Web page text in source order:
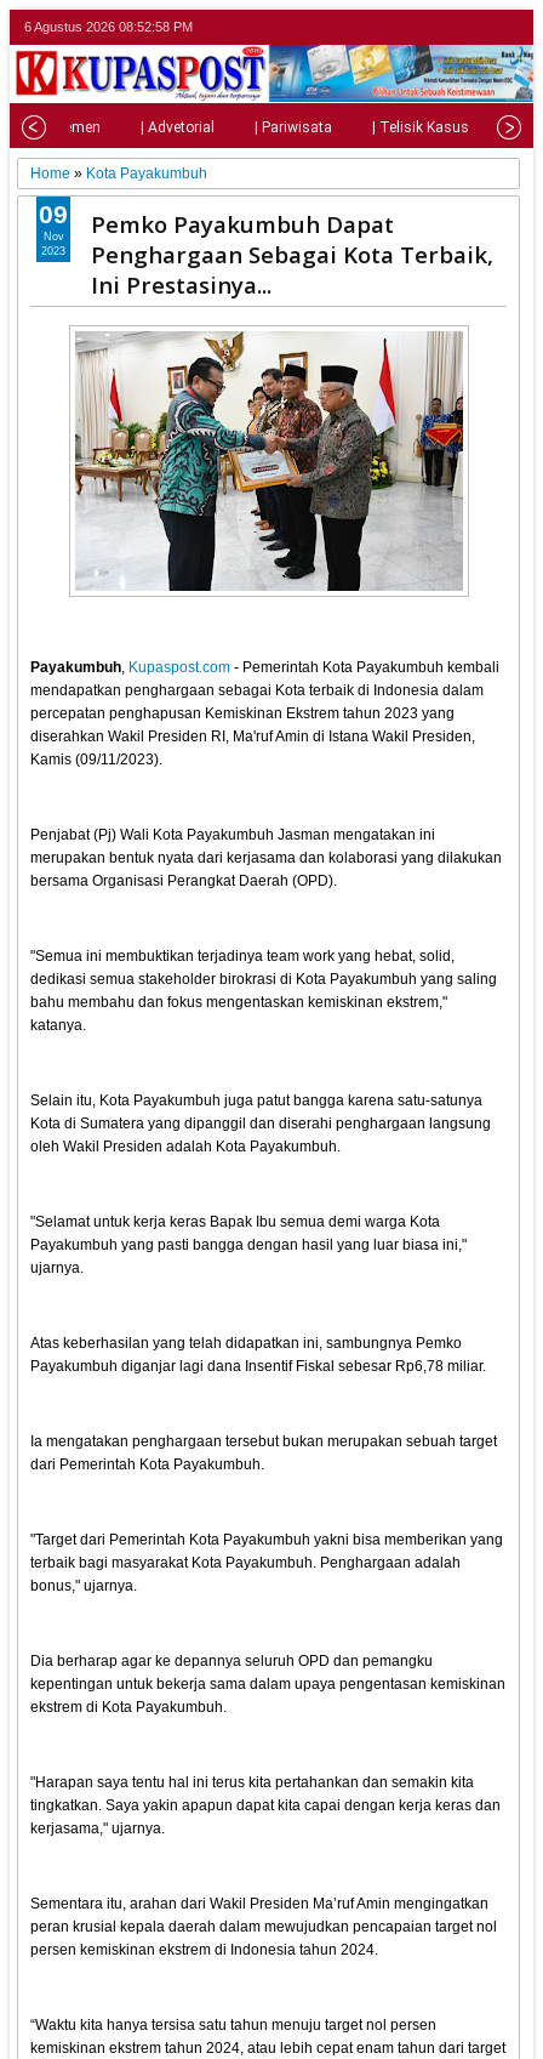
6 Agustus 2026 08:52:59 PM
| Parlemen | Advetorial | Pariwisata | Telisik Kasus |
Home » Kota Payakumbuh
Pemko Payakumbuh Dapat
Penghargaan Sebagai Kota Terbaik,
Ini Prestasinya...
Payakumbuh, Kupaspost.com - Pemerintah Kota Payakumbuh kembali
mendapatkan penghargaan sebagai Kota terbaik di Indonesia dalam
percepatan penghapusan Kemiskinan Ekstrem tahun 2023 yang
diserahkan Wakil Presiden RI, Ma'ruf Amin di Istana Wakil Presiden,
Kamis (09/11/2023).
Penjabat (Pj) Wali Kota Payakumbuh Jasman mengatakan ini
merupakan bentuk nyata dari kerjasama dan kolaborasi yang dilakukan
bersama Organisasi Perangkat Daerah (OPD).
"Semua ini membuktikan terjadinya team work yang hebat, solid,
dedikasi semua stakeholder birokrasi di Kota Payakumbuh yang saling
bahu membahu dan fokus mengentaskan kemiskinan ekstrem,"
katanya.
Selain itu, Kota Payakumbuh juga patut bangga karena satu-satunya
Kota di Sumatera yang dipanggil dan diserahi penghargaan langsung
oleh Wakil Presiden adalah Kota Payakumbuh.
"Selamat untuk kerja keras Bapak Ibu semua demi warga Kota
Payakumbuh yang pasti bangga dengan hasil yang luar biasa ini,"
ujarnya.
Atas keberhasilan yang telah didapatkan ini, sambungnya Pemko
Payakumbuh diganjar lagi dana Insentif Fiskal sebesar Rp6,78 miliar.
Ia mengatakan penghargaan tersebut bukan merupakan sebuah target
dari Pemerintah Kota Payakumbuh.
"Target dari Pemerintah Kota Payakumbuh yakni bisa memberikan yang
terbaik bagi masyarakat Kota Payakumbuh. Penghargaan adalah
bonus," ujarnya.
Dia berharap agar ke depannya seluruh OPD dan pemangku
kepentingan untuk bekerja sama dalam upaya pengentasan kemiskinan
ekstrem di Kota Payakumbuh.
"Harapan saya tentu hal ini terus kita pertahankan dan semakin kita
tingkatkan. Saya yakin apapun dapat kita capai dengan kerja keras dan
kerjasama," ujarnya.
Sementara itu, arahan dari Wakil Presiden Ma’ruf Amin mengingatkan
peran krusial kepala daerah dalam mewujudkan pencapaian target nol
persen kemiskinan ekstrem di Indonesia tahun 2024.
“Waktu kita hanya tersisa satu tahun menuju target nol persen
kemiskinan ekstrem tahun 2024, atau lebih cepat enam tahun dari target
09
Nov
2023